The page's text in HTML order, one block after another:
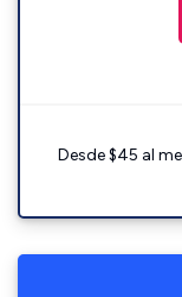
Desde $45 al